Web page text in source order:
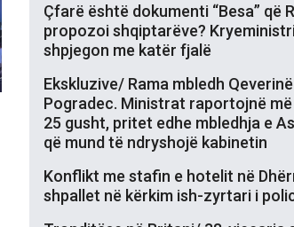
Çfarë është dokumenti “Besa” që
propozoi shqiptarëve?
shpjegon me katër fjalë
Ekskluzive/ Rama mbledh
Pogradec. Ministrat raportojnë më
25 gusht, pritet edhe mbledhja e
që mund të ndryshojë kabinetin
Konflikt me stafin e hotelit në
shpallet në kërkim ish-zyrtari i